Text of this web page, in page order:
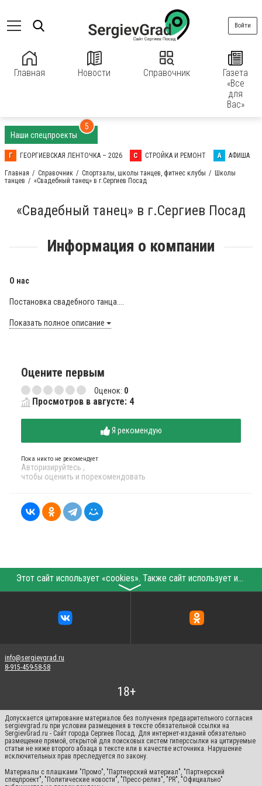
Главная Новости Справочник
Газета
«Все
для
Вас»
Войти
Наши спецпроекты
5
Г ГЕОРГИЕВСКАЯ ЛЕНТОЧКА – 2026 С СТРОЙКА И РЕМОНТ А АФИША
Главная Справочник Спортзалы, школы танцев, фитнес клубы
Школы
танцев
«Свадебный танец» в г.Сергиев Посад
«Свадебный танец» в г.Сергиев Посад
Информация о компании
О нас
Постановка свадебного танца....
Показать полное описание
Оцените первым
Оценок: 0
Просмотров в августе: 4
Я рекомендую
Пока никто не рекомендует
Авторизируйтесь ,
чтобы оценить и порекомендовать
Этот сайт использует «cookies». Также сайт использует интернет-сервис для сбора технических данных касательно посетителей с целью получения маркетинговой и статистической информации. Условия обработки данных посетителей сайта см.
〉
info@sergievgrad.ru
8-915-459-58-58
Допускается цитирование материалов без получения предварительного согласия
sergievgrad.ru при условии размещения в тексте обязательной ссылки на
SergievGrad.ru - Сайт города Сергиев Посад. Для интернет-изданий обязательно
размещение прямой, открытой для поисковых систем гиперссылки на цитируемые
статьи не ниже второго абзаца в тексте или в качестве источника. Нарушение
исключительных прав преследуется по закону.
Материалы с плашками "Промо", "Партнерский материал", "Партнерский
спецпроект", "Политические новости", "Пресс-релиз", "PR", "Официально"